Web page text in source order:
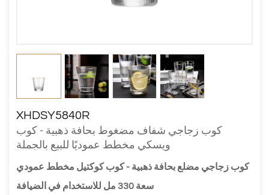
XHDSY5840R
كوب زجاجي شفاف مضغوط بحافة ذهبية - كوب
ويسكي مخطط عموديًا للبيع بالجملة
كوب زجاجي مضلع بحافة ذهبية - كوب كوكتيل مخطط عمودي
سعة 330 مل للاستخدام في الضيافة